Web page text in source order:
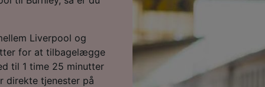
Liverpool og
for at tilbagelægge
til 1 time 25 minutter
direkte tjenester på